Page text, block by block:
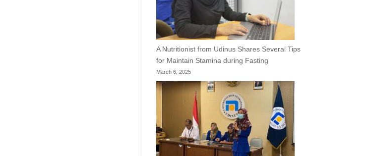
A Nutritionist from Udinus Shares Several Tips
for Maintain Stamina during Fasting
March 6, 2025